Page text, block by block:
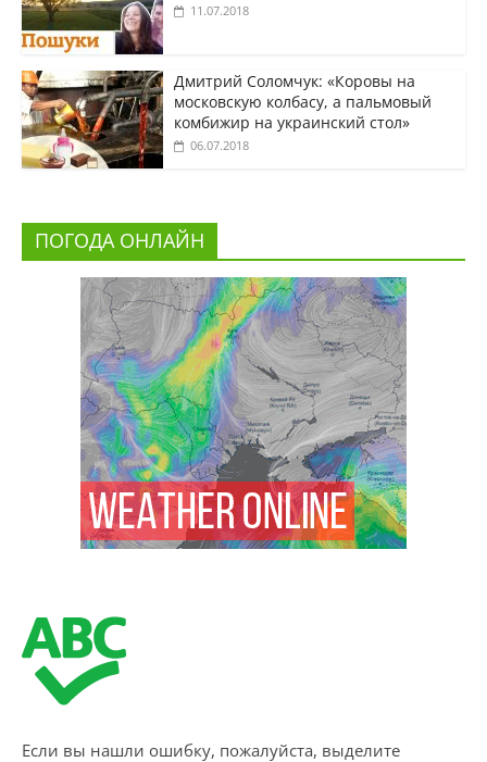
11.07.2018
Дмитрий Соломчук: «Коровы на
московскую колбасу, а пальмовый
комбижир на украинский стол»
06.07.2018
ПОГОДА ОНЛАЙН
Если вы нашли ошибку, пожалуйста, выделите